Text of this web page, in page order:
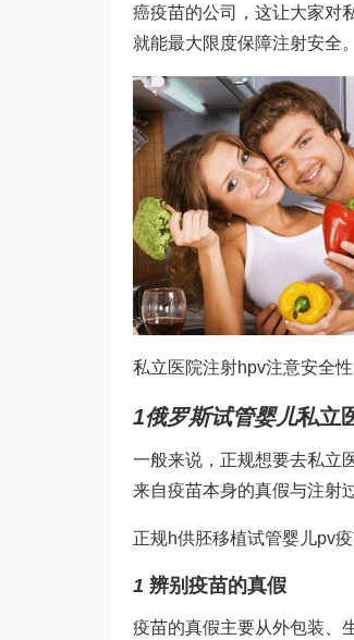
癌疫苗的公司，这让大家对
就能最大限度保障注射安全。
私立医院注射hpv注意安全性
1俄罗斯试管婴儿私立
一般来说，正规想要去私立
来自疫苗本身的真假与注射
正规h供胚移植试管婴儿pv
1 辨别疫苗的真假
疫苗的真假主要从外包装、